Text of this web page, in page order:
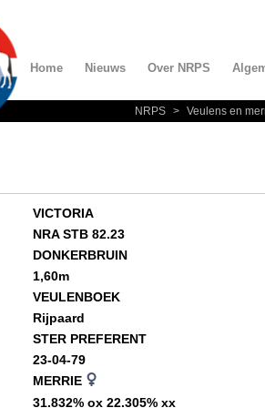
Home Nieuws Over NRPS
NRPS > Veulens en
VICTORIA
NRA STB 82.23
DONKERBRUIN
1,60m
VEULENBOEK
Rijpaard
STER PREFERENT
23-04-79
MERRIE
31.832% ox 22.305% xx